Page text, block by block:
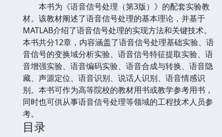
本书为《语音信号处理（第3版）》的配套实验教
材。该教材阐述了语音信号处理的基本理论，并基于
MATLAB介绍了语音信号处理的实现方法和关键技术。
本书共分12章，内容涵盖了语音信号处理基础实验、语
音信号的变换域分析实验、语音信号特征提取实验、语
音增强实验、语音编码实验、语音合成与转换、语音隐
藏、声源定位、语音识别、说话人识别、语音情感识
别。本书可作为高等院校的教材用书或教学参考用书，
同时也可供从事语音信号处理等领域的工程技术人员参
考。
目录